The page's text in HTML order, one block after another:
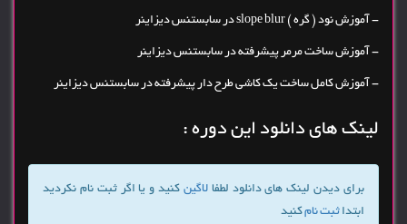
- آموزش نود ( گره ) slope blur در سابستنس دیزاینر
- آموزش ساخت مرمر پیشرفته در سابستنس دیزاینر
- آموزش کامل ساخت یک کاشی طرح دار پیشرفته در سابستنس دیزاینر
لینک های دانلود این دوره :
برای دیدن لینک های دانلود لطفالاگین کنید و یا اگر ثبت نام نکردید
ابتدا ثبت نامکنید